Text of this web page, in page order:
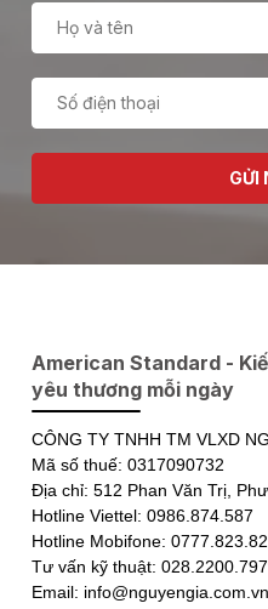
GỬI
American Standard -
yêu thương mỗi ngày
CÔNG TY TNHH TM VLXD
Mã số thuế: 0317090732
Địa chỉ: 512 Phan Văn Trị,
Hotline Viettel: 0986.874.587
Hotline Mobifone:
Tư vấn kỹ thuật:
Email: info@nguyengia.com.vn